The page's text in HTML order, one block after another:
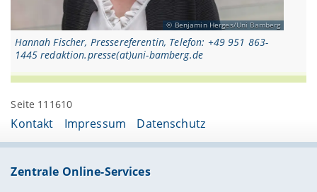
Benjamin Herges/Uni Bamberg
Hannah Fischer, Pressereferentin, Telefon: +49 951 863-
1445 redaktion.presse(at)uni-bamberg.de
Seite 111610
Kontakt Impressum Datenschutz
Zentrale Online-Services